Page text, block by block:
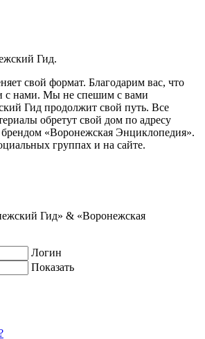
Гид.
свой формат. Благодарим вас, что
с нами. Мы не спешим с вами
Гид продолжит свой путь. Все
обретут свой дом по адресу
«Воронежская Энциклопедия».
группах и на сайте.
Гид» & «Воронежская
Логин
Показать